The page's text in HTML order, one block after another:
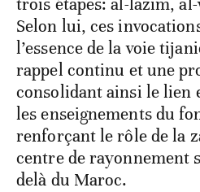
trois étapes: al-lazim,
Selon lui, ces
l’essence de la voie
rappel continu et une
consolidant ainsi le lien
les enseignements du
renforçant le rôle de la
centre de rayonnement
delà du Maroc.